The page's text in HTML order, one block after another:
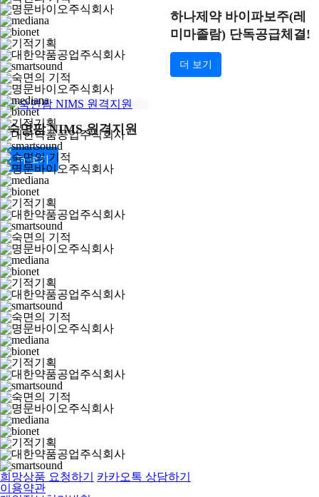
하나제약 바이파보주(레
미마졸람) 단독공급체결!
더 보기
숙면팜 NIMS 원격지원
더 보기
희망상품 요청하기
카카오톡 상담하기
이용약관